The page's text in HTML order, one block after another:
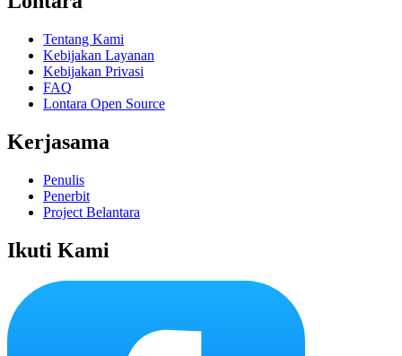
Tentang Kami
Kebijakan Layanan
Kebijakan Privasi
FAQ
Lontara Open Source
Kerjasama
Penulis
Penerbit
Project Belantara
Ikuti Kami